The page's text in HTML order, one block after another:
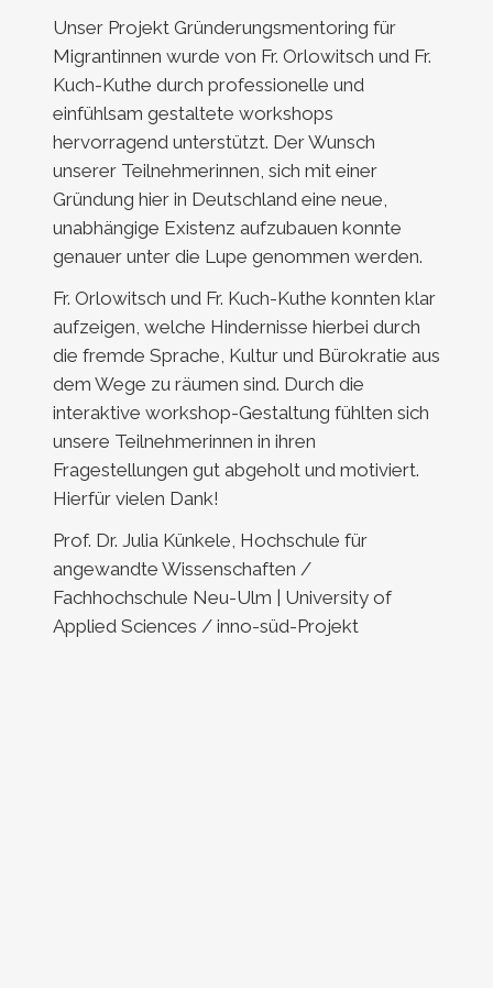
Unser Projekt Gründerungsmentoring für
Migrantinnen wurde von Fr. Orlowitsch und Fr.
Kuch-Kuthe durch professionelle und
einfühlsam gestaltete workshops
hervorragend unterstützt. Der Wunsch
unserer Teilnehmerinnen, sich mit einer
Gründung hier in Deutschland eine neue,
unabhängige Existenz aufzubauen konnte
genauer unter die Lupe genommen werden.
Fr. Orlowitsch und Fr. Kuch-Kuthe konnten klar
aufzeigen, welche Hindernisse hierbei durch
die fremde Sprache, Kultur und Bürokratie aus
dem Wege zu räumen sind. Durch die
interaktive workshop-Gestaltung fühlten sich
unsere Teilnehmerinnen in ihren
Fragestellungen gut abgeholt und motiviert.
Hierfür vielen Dank!
Prof. Dr. Julia Künkele, Hochschule für
angewandte Wissenschaften /
Fachhochschule Neu-Ulm | University of
Applied Sciences / inno-süd-Projekt